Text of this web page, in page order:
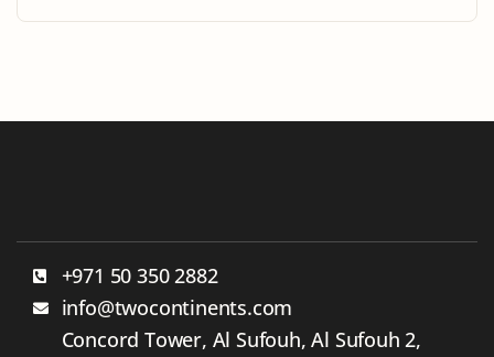
+971 50 350 2882
info@twocontinents.com
Concord Tower, Al Sufouh, Al Sufouh 2,